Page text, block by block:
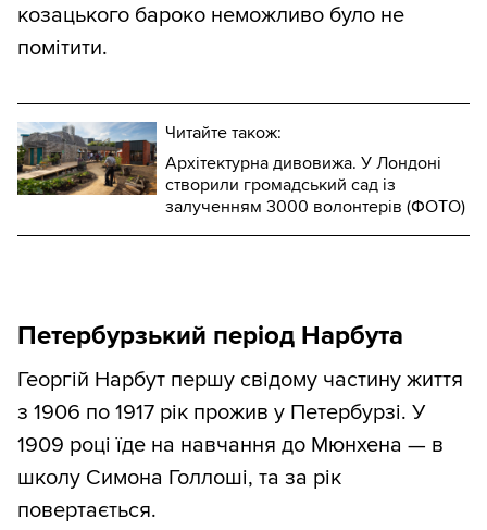
козацького бароко неможливо було не
помітити.
Читайте також:
Архітектурна дивовижа. У Лондоні
створили громадський сад із
залученням 3000 волонтерів (ФОТО)
Петербурзький період Нарбута
Георгій Нарбут першу свідому частину життя
з 1906 по 1917 рік прожив у Петербурзі. У
1909 році їде на навчання до Мюнхена — в
школу Симона Голлоші, та за рік
повертається.